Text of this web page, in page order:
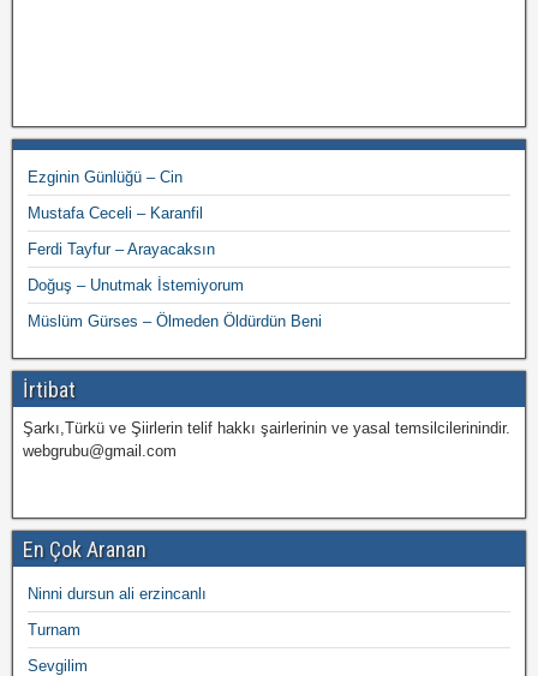
Ezginin Günlüğü – Cin
Mustafa Ceceli – Karanfil
Ferdi Tayfur – Arayacaksın
Doğuş – Unutmak İstemiyorum
Müslüm Gürses – Ölmeden Öldürdün Beni
İrtibat
Şarkı,Türkü ve Şiirlerin telif hakkı şairlerinin ve yasal temsilcilerinindir.
webgrubu@gmail.com
En Çok Aranan
Ninni dursun ali erzincanlı
Turnam
Sevgilim